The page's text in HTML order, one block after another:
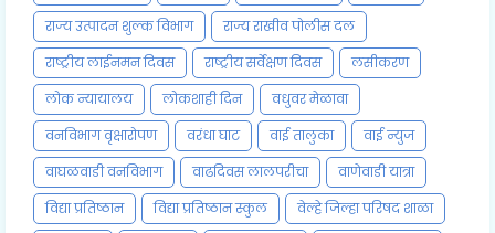
राज्य उत्पादन शुल्क विभाग
राज्य राखीव पोलीस दल
राष्ट्रीय लाईनमन दिवस
राष्ट्रीय सर्वेक्षण दिवस
लसीकरण
लोक न्यायालय
लोकशाही दिन
वधुवर मेळावा
वनविभाग वृक्षारोपण
वरंधा घाट वाई तालुका
वाई न्युज
वाघळवाडी वनविभाग
वाढदिवस लालपरीचा
वाणेवाडी यात्रा
विद्या प्रतिष्ठान
विद्या प्रतिष्ठान स्कुल
वेल्हे जिल्हा परिषद शाळा